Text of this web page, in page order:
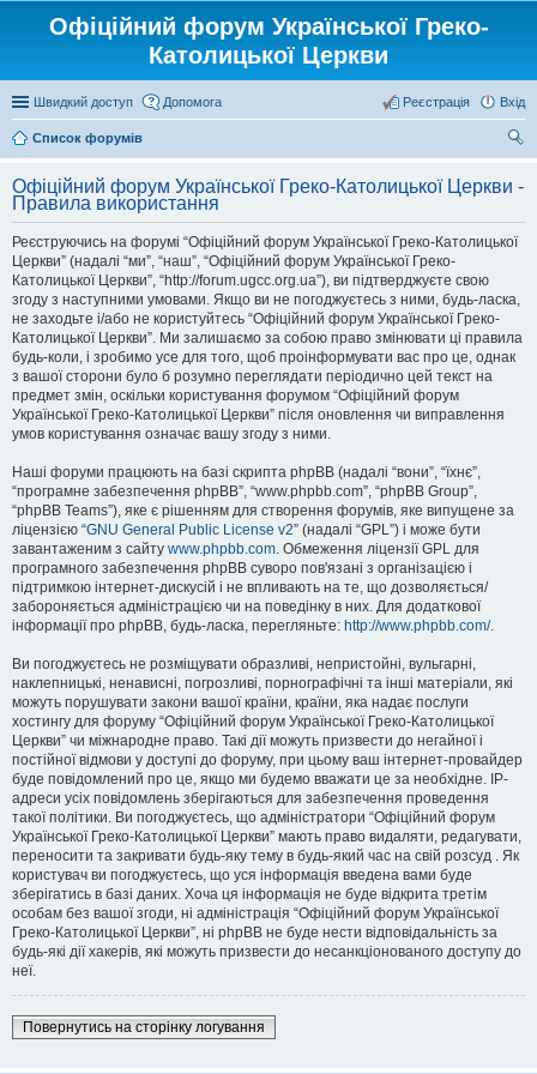
Офіційний форум Української Греко-
Католицької Церкви
Швидкий доступ Допомога Вхід
Реєстрація
Список форумів
Офіційний форум Української Греко-Католицької Церкви -
Правила використання
Реєструючись на форумі “Офіційний форум Української Греко-Католицької
Церкви” (надалі “ми”, “наш”, “Офіційний форум Української Греко-
Католицької Церкви”, “http://forum.ugcc.org.ua”), ви підтверджуєте свою
згоду з наступними умовами. Якщо ви не погоджуєтесь з ними, будь-ласка,
не заходьте і/або не користуйтесь “Офіційний форум Української Греко-
Католицької Церкви”. Ми залишаємо за собою право змінювати ці правила
будь-коли, і зробимо усе для того, щоб проінформувати вас про це, однак
з вашої сторони було б розумно переглядати періодично цей текст на
предмет змін, оскільки користування форумом “Офіційний форум
Української Греко-Католицької Церкви” після оновлення чи виправлення
умов користування означає вашу згоду з ними.
Наші форуми працюють на базі скрипта phpBB (надалі “вони”, “їхнє”,
“програмне забезпечення phpBB”, “www.phpbb.com”, “phpBB Group”,
“phpBB Teams”), яке є рішенням для створення форумів, яке випущене за
ліцензією “GNU General Public License v2” (надалі “GPL”) і може бути
завантаженим з сайту www.phpbb.com. Обмеження ліцензії GPL для
програмного забезпечення phpBB суворо пов'язані з організацією і
підтримкою інтернет-дискусій і не впливають на те, що дозволяється/
забороняється адміністрацією чи на поведінку в них. Для додаткової
інформації про phpBB, будь-ласка, перегляньте: http://www.phpbb.com/.
Ви погоджуєтесь не розміщувати образливі, непристойні, вульгарні,
наклепницькі, ненависні, погрозливі, порнографічні та інші матеріали, які
можуть порушувати закони вашої країни, країни, яка надає послуги
хостингу для форуму “Офіційний форум Української Греко-Католицької
Церкви” чи міжнародне право. Такі дії можуть призвести до негайної і
постійної відмови у доступі до форуму, при цьому ваш інтернет-провайдер
буде повідомлений про це, якщо ми будемо вважати це за необхідне. IP-
адреси усіх повідомлень зберігаються для забезпечення проведення
такої політики. Ви погоджуєтесь, що адміністратори “Офіційний форум
Української Греко-Католицької Церкви” мають право видаляти, редагувати,
переносити та закривати будь-яку тему в будь-який час на свій розсуд . Як
користувач ви погоджуєтесь, що уся інформація введена вами буде
зберігатись в базі даних. Хоча ця інформація не буде відкрита третім
особам без вашої згоди, ні адміністрація “Офіційний форум Української
Греко-Католицької Церкви”, ні phpBB не буде нести відповідальність за
будь-які дії хакерів, які можуть призвести до несанкціонованого доступу до
неї.
Повернутись на сторінку логування